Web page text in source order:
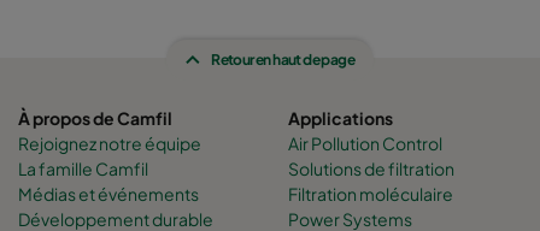
Retour en haut de page
À propos de Camfil
Rejoignez notre équipe
La famille Camfil
Médias et événements
Développement durable
Applications
Air Pollution Control
Solutions de filtration
Filtration moléculaire
Power Systems